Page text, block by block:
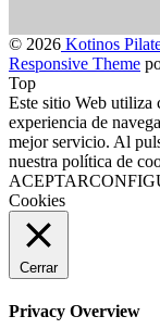
© 2026 Kotinos
Responsive Theme
Top
Este sitio Web utiliza
experiencia de
mejor servicio. Al
nuestra política de
ACEPTAR
Cookies
Cerrar
Privacy Overview